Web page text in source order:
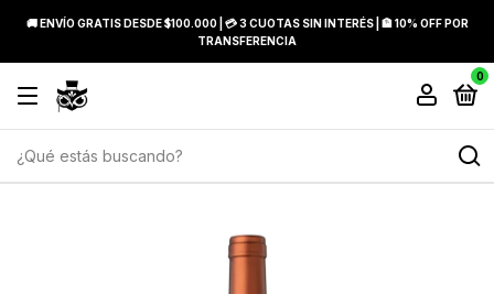
🚚 ENVÍO GRATIS DESDE $100.000 | 💳 3 CUOTAS SIN INTERÉS | 🏦 10% OFF POR
TRANSFERENCIA
0